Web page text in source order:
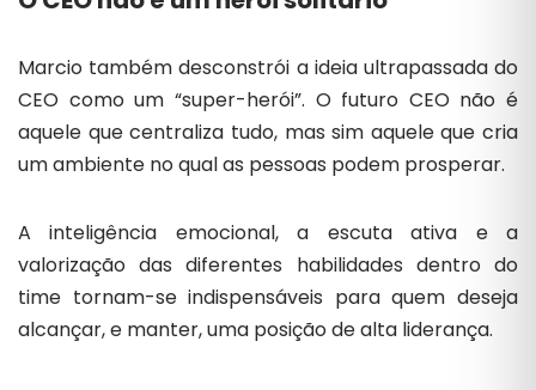
Marcio também desconstrói a ideia ultrapassada do
CEO como um “super-herói”. O futuro CEO não é
aquele que centraliza tudo, mas sim aquele que cria
um ambiente no qual as pessoas podem prosperar.
A inteligência emocional, a escuta ativa e a
valorização das diferentes habilidades dentro do
time tornam-se indispensáveis para quem deseja
alcançar, e manter, uma posição de alta liderança.